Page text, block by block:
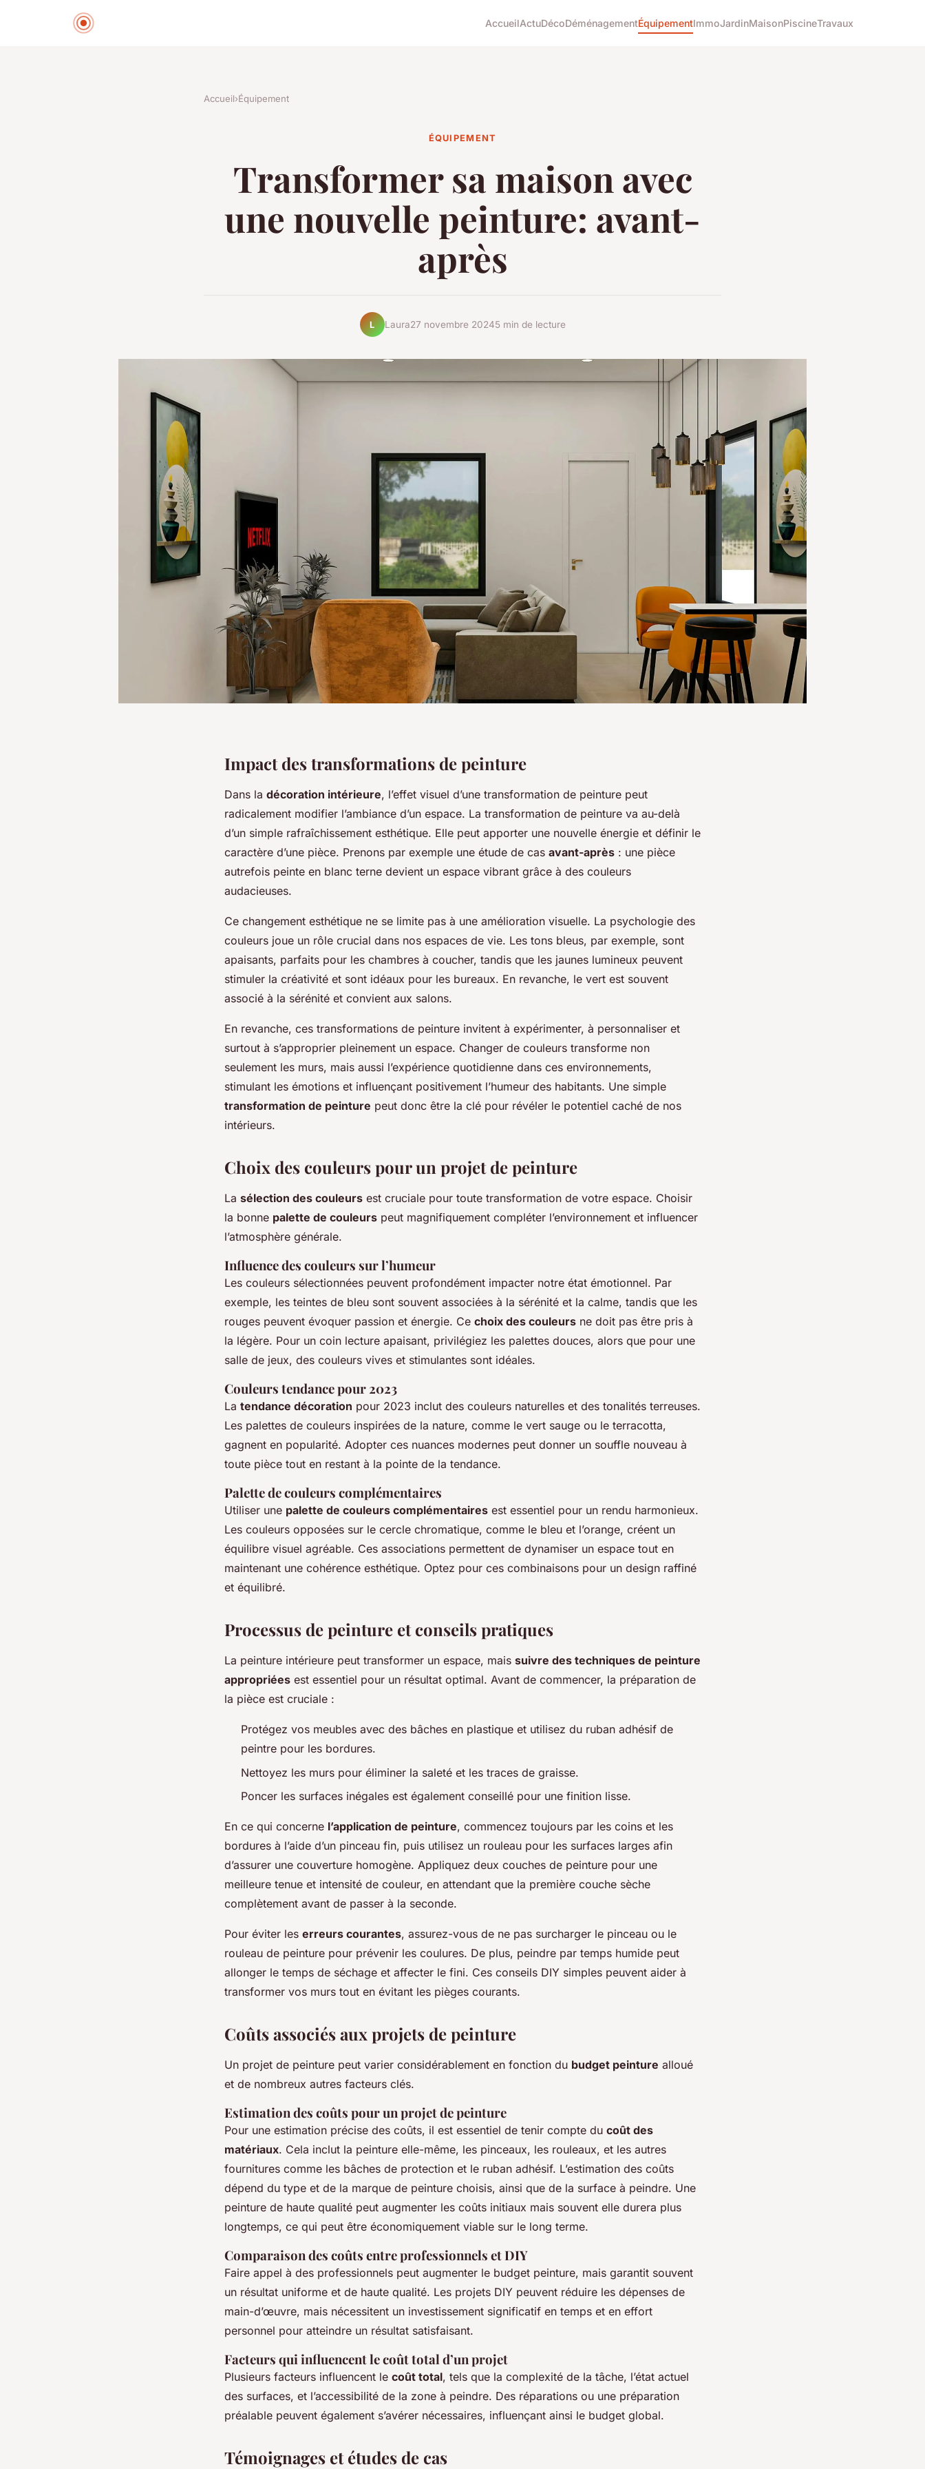
AccueilActuDécoDéménagementÉquipementImmoJardinMaisonPiscineTravaux
Accueil›Équipement
ÉQUIPEMENT
Transformer sa maison avec
une nouvelle peinture: avant-
après
L Laura27 novembre 20245 min de lecture
Impact des transformations de peinture
Dans la décoration intérieure, l’effet visuel d’une transformation de peinture peut
radicalement modifier l’ambiance d’un espace. La transformation de peinture va au-delà
d’un simple rafraîchissement esthétique. Elle peut apporter une nouvelle énergie et définir le
caractère d’une pièce. Prenons par exemple une étude de cas avant-après : une pièce
autrefois peinte en blanc terne devient un espace vibrant grâce à des couleurs
audacieuses.
Ce changement esthétique ne se limite pas à une amélioration visuelle. La psychologie des
couleurs joue un rôle crucial dans nos espaces de vie. Les tons bleus, par exemple, sont
apaisants, parfaits pour les chambres à coucher, tandis que les jaunes lumineux peuvent
stimuler la créativité et sont idéaux pour les bureaux. En revanche, le vert est souvent
associé à la sérénité et convient aux salons.
En revanche, ces transformations de peinture invitent à expérimenter, à personnaliser et
surtout à s’approprier pleinement un espace. Changer de couleurs transforme non
seulement les murs, mais aussi l’expérience quotidienne dans ces environnements,
stimulant les émotions et influençant positivement l’humeur des habitants. Une simple
transformation de peinture peut donc être la clé pour révéler le potentiel caché de nos
intérieurs.
Choix des couleurs pour un projet de peinture
La sélection des couleurs est cruciale pour toute transformation de votre espace. Choisir
la bonne palette de couleurs peut magnifiquement compléter l’environnement et influencer
l’atmosphère générale.
Influence des couleurs sur l’humeur
Les couleurs sélectionnées peuvent profondément impacter notre état émotionnel. Par
exemple, les teintes de bleu sont souvent associées à la sérénité et la calme, tandis que les
rouges peuvent évoquer passion et énergie. Ce choix des couleurs ne doit pas être pris à
la légère. Pour un coin lecture apaisant, privilégiez les palettes douces, alors que pour une
salle de jeux, des couleurs vives et stimulantes sont idéales.
Couleurs tendance pour 2023
La tendance décoration pour 2023 inclut des couleurs naturelles et des tonalités terreuses.
Les palettes de couleurs inspirées de la nature, comme le vert sauge ou le terracotta,
gagnent en popularité. Adopter ces nuances modernes peut donner un souffle nouveau à
toute pièce tout en restant à la pointe de la tendance.
Palette de couleurs complémentaires
Utiliser une palette de couleurs complémentaires est essentiel pour un rendu harmonieux.
Les couleurs opposées sur le cercle chromatique, comme le bleu et l’orange, créent un
équilibre visuel agréable. Ces associations permettent de dynamiser un espace tout en
maintenant une cohérence esthétique. Optez pour ces combinaisons pour un design raffiné
et équilibré.
Processus de peinture et conseils pratiques
La peinture intérieure peut transformer un espace, mais suivre des techniques de peinture
appropriées est essentiel pour un résultat optimal. Avant de commencer, la préparation de
la pièce est cruciale :
Protégez vos meubles avec des bâches en plastique et utilisez du ruban adhésif de
peintre pour les bordures.
Nettoyez les murs pour éliminer la saleté et les traces de graisse.
Poncer les surfaces inégales est également conseillé pour une finition lisse.
En ce qui concerne l’application de peinture, commencez toujours par les coins et les
bordures à l’aide d’un pinceau fin, puis utilisez un rouleau pour les surfaces larges afin
d’assurer une couverture homogène. Appliquez deux couches de peinture pour une
meilleure tenue et intensité de couleur, en attendant que la première couche sèche
complètement avant de passer à la seconde.
Pour éviter les erreurs courantes, assurez-vous de ne pas surcharger le pinceau ou le
rouleau de peinture pour prévenir les coulures. De plus, peindre par temps humide peut
allonger le temps de séchage et affecter le fini. Ces conseils DIY simples peuvent aider à
transformer vos murs tout en évitant les pièges courants.
Coûts associés aux projets de peinture
Un projet de peinture peut varier considérablement en fonction du budget peinture alloué
et de nombreux autres facteurs clés.
Estimation des coûts pour un projet de peinture
Pour une estimation précise des coûts, il est essentiel de tenir compte du coût des
matériaux. Cela inclut la peinture elle-même, les pinceaux, les rouleaux, et les autres
fournitures comme les bâches de protection et le ruban adhésif. L’estimation des coûts
dépend du type et de la marque de peinture choisis, ainsi que de la surface à peindre. Une
peinture de haute qualité peut augmenter les coûts initiaux mais souvent elle durera plus
longtemps, ce qui peut être économiquement viable sur le long terme.
Comparaison des coûts entre professionnels et DIY
Faire appel à des professionnels peut augmenter le budget peinture, mais garantit souvent
un résultat uniforme et de haute qualité. Les projets DIY peuvent réduire les dépenses de
main-d’œuvre, mais nécessitent un investissement significatif en temps et en effort
personnel pour atteindre un résultat satisfaisant.
Facteurs qui influencent le coût total d’un projet
Plusieurs facteurs influencent le coût total, tels que la complexité de la tâche, l’état actuel
des surfaces, et l’accessibilité de la zone à peindre. Des réparations ou une préparation
préalable peuvent également s’avérer nécessaires, influençant ainsi le budget global.
Témoignages et études de cas